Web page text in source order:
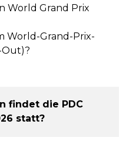
World Grand Prix
World-Grand-Prix-
findet die PDC
statt?